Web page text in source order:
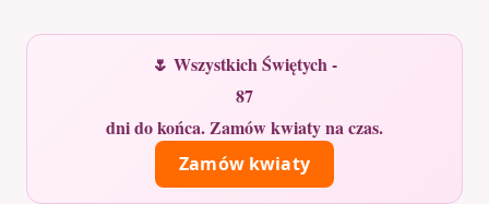
🌷 Wszystkich Świętych -
87
dni do końca. Zamów kwiaty na czas.
Zamów kwiaty